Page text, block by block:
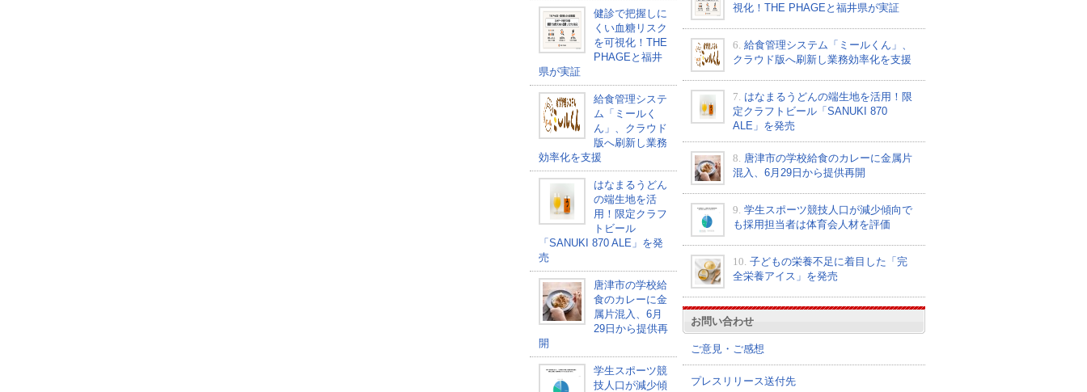
健診で把握しに
くい血糖リスク
を可視化！THE
PHAGEと福井
県が実証
給食管理システ
ム「ミールく
ん」、クラウド
版へ刷新し業務
効率化を支援
はなまるうどん
の端生地を活
用！限定クラフ
トビール
「SANUKI 870 ALE」を発
売
唐津市の学校給
食のカレーに金
属片混入、6月
29日から提供再
開
学生スポーツ競
技人口が減少傾
視化！THE PHAGEと福井県が実証
6. 給食管理システム「ミールくん」、
クラウド版へ刷新し業務効率化を支援
7. はなまるうどんの端生地を活用！限
定クラフトビール「SANUKI 870
ALE」を発売
8. 唐津市の学校給食のカレーに金属片
混入、6月29日から提供再開
9. 学生スポーツ競技人口が減少傾向で
も採用担当者は体育会人材を評価
10. 子どもの栄養不足に着目した「完
全栄養アイス」を発売
お問い合わせ
ご意見・ご感想
プレスリリース送付先